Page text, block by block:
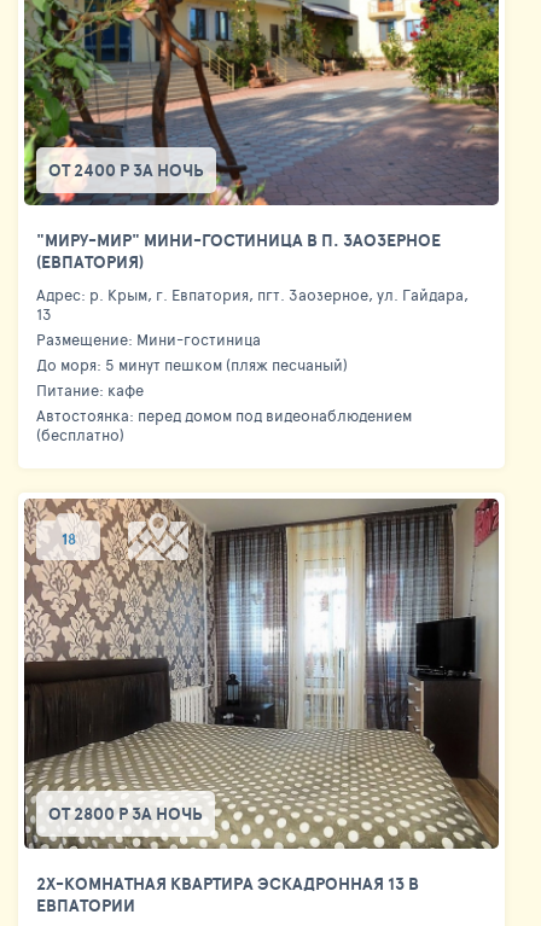
ОТ 2400 Р ЗА НОЧЬ
"МИРУ-МИР" МИНИ-ГОСТИНИЦА В П. ЗАОЗЕРНОЕ
(ЕВПАТОРИЯ)
Адрес: р. Крым, г. Евпатория, пгт. Заозерное, ул. Гайдара,
13
Размещение: Мини-гостиница
До моря: 5 минут пешком (пляж песчаный)
Питание: кафе
Автостоянка: перед домом под видеонаблюдением
(бесплатно)
18
ОТ 2800 Р ЗА НОЧЬ
2Х-КОМНАТНАЯ КВАРТИРА ЭСКАДРОННАЯ 13 В
ЕВПАТОРИИ